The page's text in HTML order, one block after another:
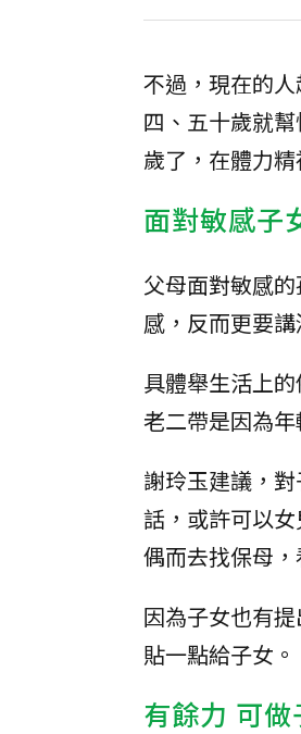
不過，現在的
四、五十歲就
歲了，在體力
面對敏感子
父母面對敏感
感，反而更要
具體舉生活上
老二帶是因為
謝玲玉建議，
話，或許可以
偶而去找保母
因為子女也有
貼一點給子女。
有餘力 可做